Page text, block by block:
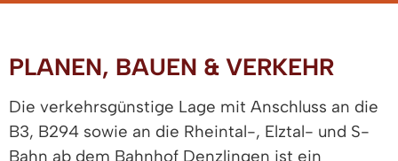
PLANEN, BAUEN & VERKEHR
Die verkehrsgünstige Lage mit Anschluss an die
B3, B294 sowie an die Rheintal-, Elztal- und S-
Bahn ab dem Bahnhof Denzlingen ist ein